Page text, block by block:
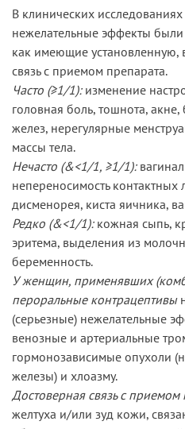
В клинических
нежелательные эффекты
как имеющие
связь с приемом препарата.
Часто (≥1/1):изменение
головная боль, тошнота,
желез, нерегулярные
массы тела.
Нечасто (&<1/1, ≥1/1):
непереносимость контактных
дисменорея, киста яичника,
Редко (&<1/1):кожная сыпь,
эритема, выделения из
беременность.
У женщин, применявших
пероральные контрацептивы
(серьезные) нежелательные
венозные и артериальные
гормонозависимые опухоли
железы) и хлоазму.
Достоверная связь с приемом
желтуха и/или зуд кожи,